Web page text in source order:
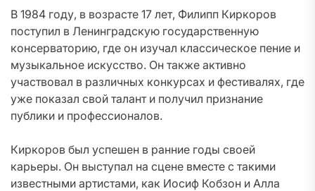
В 1984 году, в возрасте 17 лет, Филипп Киркоров
поступил в Ленинградскую государственную
консерваторию, где он изучал классическое пение и
музыкальное искусство. Он также активно
участвовал в различных конкурсах и фестивалях, где
уже показал свой талант и получил признание
публики и профессионалов.
Киркоров был успешен в ранние годы своей
карьеры. Он выступал на сцене вместе с такими
известными артистами, как Иосиф Кобзон и Алла